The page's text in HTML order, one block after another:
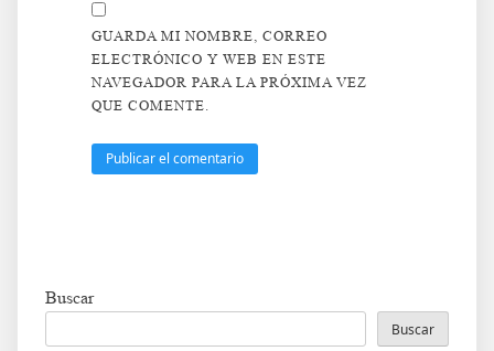
GUARDA MI NOMBRE, CORREO
ELECTRÓNICO Y WEB EN ESTE
NAVEGADOR PARA LA PRÓXIMA VEZ
QUE COMENTE.
Buscar
Buscar